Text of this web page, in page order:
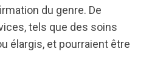
du genre. De
tels que des soins
élargis, et pourraient être